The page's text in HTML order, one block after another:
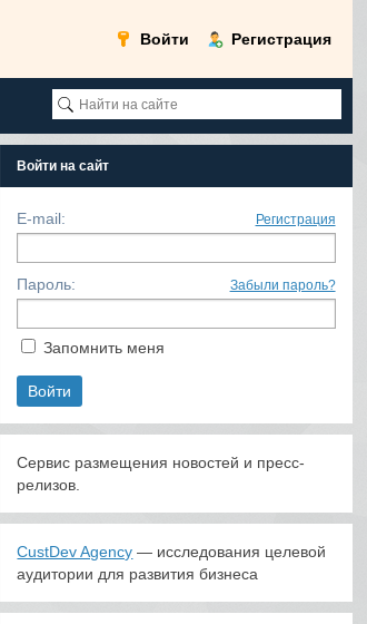
Войти Регистрация
Войти на сайт
E-mail: Регистрация
Пароль: Забыли пароль?
Запомнить меня
Сервис размещения новостей и пресс-
релизов.
CustDev Agency — исследования целевой
аудитории для развития бизнеса